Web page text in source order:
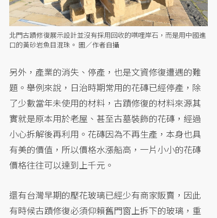
北門古蹟修復展示設計並沒有採用回收的唭哩岸石，而是用中國進
口的黃砂岩魚目混珠。 圖／作者自攝
另外，產業的消失、停產，也是文資修復遭遇的難
題。舉例來說，日治時期常用的花磚已經停產，除
了少數當年未使用的材料，古蹟修復的材料來源其
實就是原本用於老屋、甚至古墓裝飾的花磚，經過
小心拆解後再利用。花磚因為不再生產，本身也具
有美的價值，所以價格水漲船高，一片小小的花磚
價格往往可以達到上千元。
還有台灣早期的壓花玻璃已經少有商家販賣，因此
有時候古蹟修復必須仰賴舊門窗上拆下的玻璃，重